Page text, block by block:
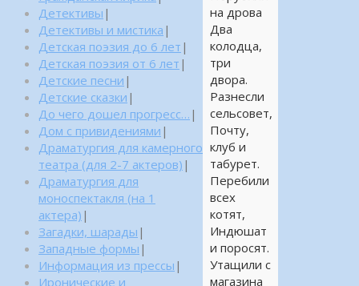
на дрова
Два
колодца,
три
двора.
Разнесли
сельсовет,
Почту,
клуб и
табурет.
Перебили
всех
котят,
Индюшат
и поросят.
Утащили с
магазина
Детективы |
Детективы и мистика |
Детская поэзия до 6 лет |
Детская поэзия от 6 лет |
Детские песни |
Детские сказки |
До чего дошел прогресс… |
Дом с привидениями |
Драматургия для камерного
театра (для 2-7 актеров) |
Драматургия для
моноспектакля (на 1
актера) |
Загадки, шарады |
Западные формы |
Информация из прессы |
Иронические и